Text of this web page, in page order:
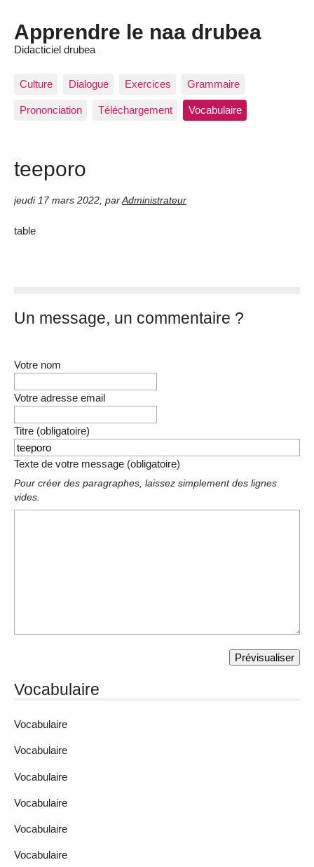
Apprendre le naa drubea
Didacticiel drubea
Culture Dialogue Exercices Grammaire
Prononciation Téléchargement Vocabulaire
teeporo
jeudi 17 mars 2022 par Administrateur
table
Un message, un commentaire ?
Votre nom
Votre adresse email
Titre (obligatoire)
Texte de votre message (obligatoire)
Pour créer des paragraphes, laissez simplement des lignes
vides.
Vocabulaire
Vocabulaire
Vocabulaire
Vocabulaire
Vocabulaire
Vocabulaire
Vocabulaire